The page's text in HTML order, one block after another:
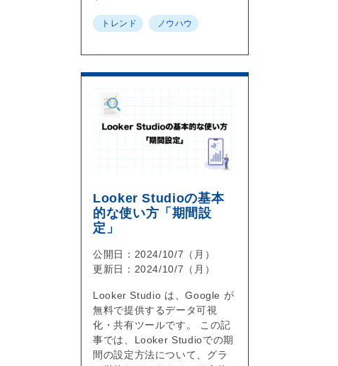
トレンド ノウハウ
Looker Studioの基本
的な使い方「期間設
定」
公開日：2024/10/7（月）
更新日：2024/10/7（月）
Looker Studio は、Google が
無料で提供するデータ可視
化・共有ツールです。 この記
事では、Looker Studioでの期
間の設定方法について、グラ